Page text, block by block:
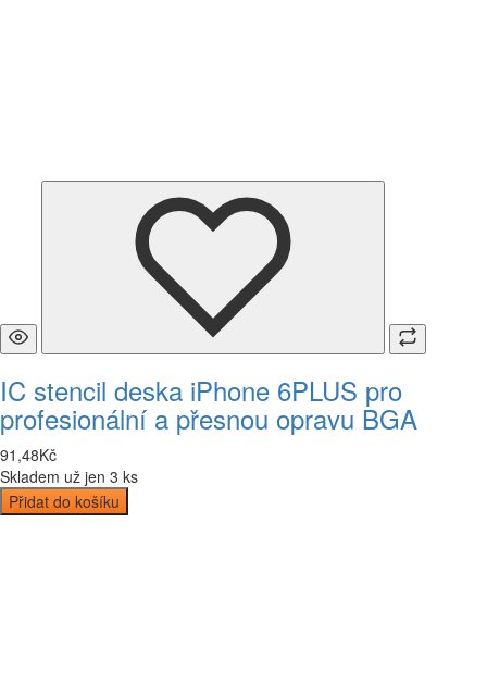
IC stencil deska iPhone 6PLUS pro
profesionální a přesnou opravu BGA
91 ,48Kč
Skladem už jen 3 ks
Přidat do košíku